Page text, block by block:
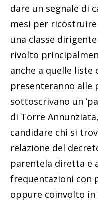
dare un segnale di
mesi per
una classe
rivolto
anche a quelle liste
presenteranno alle
sottoscrivano un
di Torre
candidare chi si
relazione del
parentela diretta e
frequentazioni con
oppure coinvolto in